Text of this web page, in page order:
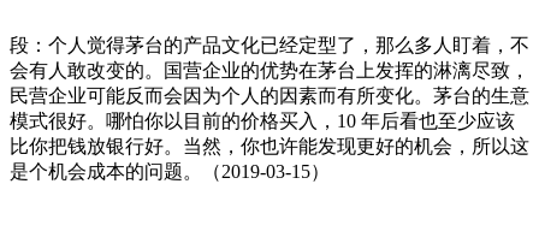
段：个人觉得茅台的产品文化已经定型了，那么多人盯着，不
会有人敢改变的。国营企业的优势在茅台上发挥的淋漓尽致，
民营企业可能反而会因为个人的因素而有所变化。茅台的生意
模式很好。哪怕你以目前的价格买入，10 年后看也至少应该
比你把钱放银行好。当然，你也许能发现更好的机会，所以这
是个机会成本的问题。（2019-03-15）